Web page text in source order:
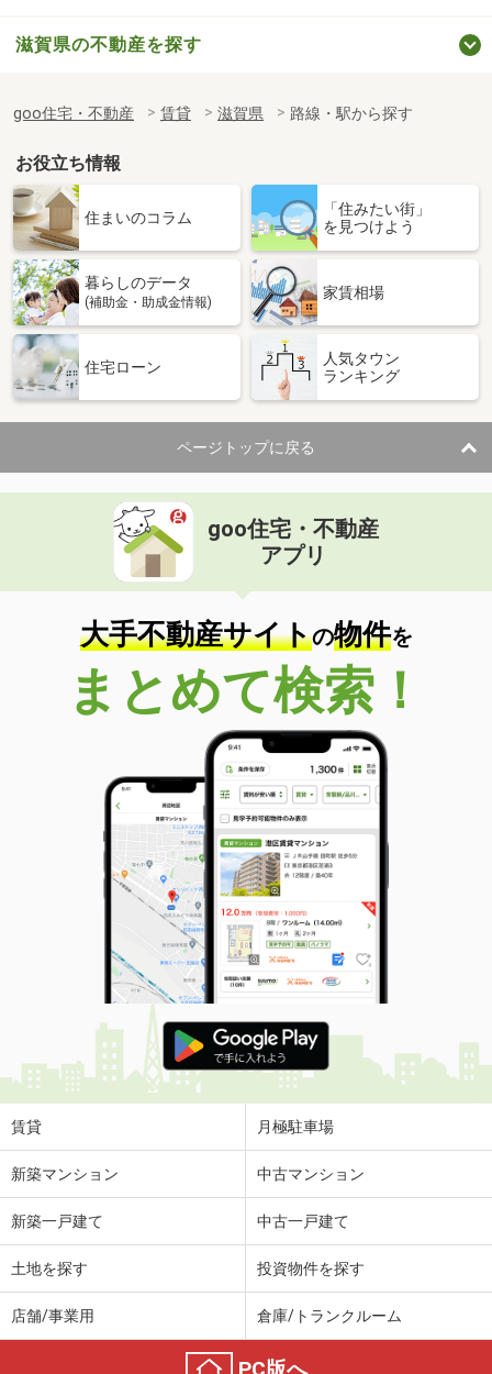
滋賀県の不動産を探す
goo住宅・不動産 賃貸 滋賀県 路線・駅から探す
お役立ち情報
住まいのコラム
「住みたい街」
を見つけよう
暮らしのデータ
(補助金・助成金情報)
家賃相場
住宅ローン
人気タウン
ランキング
ページトップに戻る
goo住宅・不動産
アプリ
大手不動産サイトの物件を
まとめて検索！
賃貸 月極駐車場
新築マンション 中古マンション
新築一戸建て 中古一戸建て
土地を探す 投資物件を探す
店舗/事業用 倉庫/トランクルーム
PC版へ